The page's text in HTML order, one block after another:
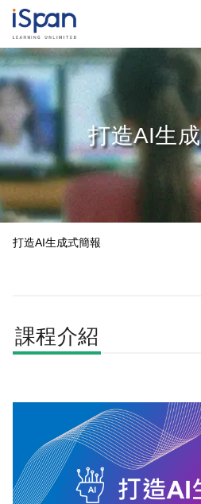
打造AI生
打造AI生成式簡報
課程介紹